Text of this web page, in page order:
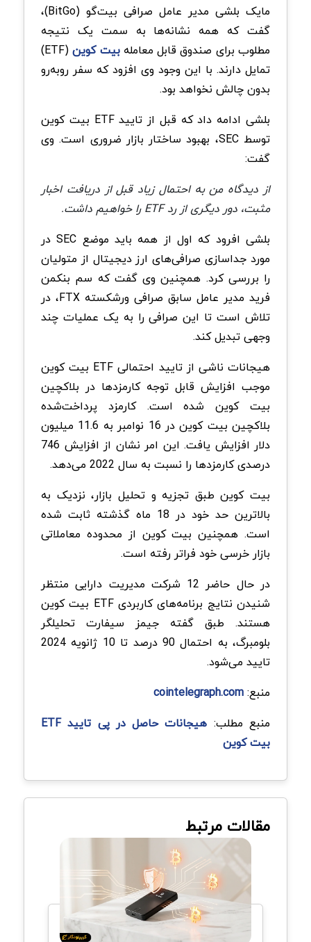
مایک بلشی مدیر عامل صرافی بیت‌گو (BitGo)،
گفت که همه نشانه‌ها به سمت یک نتیجه
مطلوب برای صندوق قابل معاملهبیت کوین
(ETF)
تمایل دارند. با این وجود وی افزود که سفر روبه‌رو
بدون چالش نخواهد بود.
بلشی ادامه داد که قبل از تایید ETF بیت کوین
توسط SEC، بهبود ساختار بازار ضروری است. وی
گفت:
از دیدگاه من به احتمال زیاد قبل از دریافت اخبار
مثبت، دور دیگری از رد ETF را خواهیم داشت.
بلشی افرود که اول از همه باید موضع SEC در
مورد جداسازی صرافی‌های ارز دیجیتال از متولیان
را بررسی کرد. همچنین وی گفت که سم بنکمن
فرید مدیر عامل سابق صرافی ورشکسته FTX، در
تلاش است تا این صرافی را به یک عملیات چند
وجهی تبدیل کند.
هیجانات ناشی از تایید احتمالی ETF بیت کوین
موجب افزایش قابل توجه کارمزدها در بلاکچین
بیت کوین شده است. کارمزد پرداخت‌شده
بلاکچین بیت کوین در 16 نوامبر به 11.6 میلیون
دلار افزایش یافت. این امر نشان از افزایش 746
درصدی کارمزدها را نسبت به سال 2022 می‌دهد.
بیت کوین طبق تجزیه و تحلیل بازار، نزدیک به
بالاترین حد خود در 18 ماه گذشته ثابت شده
است. همچنین بیت کوین از محدوده معاملاتی
بازار خرسی خود فراتر رفته است.
در حال حاضر 12 شرکت مدیریت دارایی منتظر
شنیدن نتایج برنامه‌های کاربردی ETF بیت کوین
هستند. طبق گفته جیمز سیفارت تحلیلگر
بلومبرگ، به احتمال 90 درصد تا 10 ژانویه 2024
تایید می‌شود.
منبع:cointelegraph.com
منبع مطلب:
هیجانات حاصل در پی تایید ETF
بیت کوین
مقالات مرتبط